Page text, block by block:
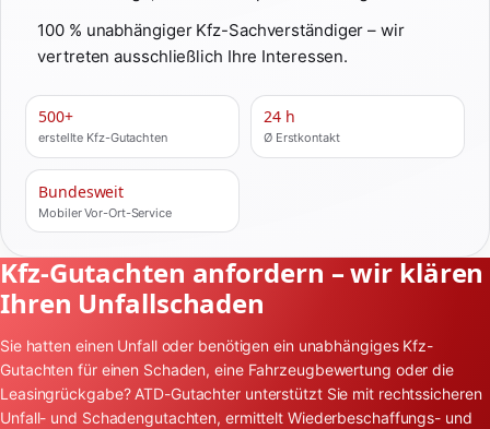
100 % unabhängiger Kfz-Sachverständiger – wir
vertreten ausschließlich Ihre Interessen.
500+
erstellte Kfz-Gutachten
24 h
Ø Erstkontakt
Bundesweit
Mobiler Vor-Ort-Service
Kfz-Gutachten anfordern – wir klären
Ihren Unfallschaden
Sie hatten einen Unfall oder benötigen ein unabhängiges Kfz-
Gutachten für einen Schaden, eine Fahrzeugbewertung oder die
Leasingrückgabe? ATD-Gutachter unterstützt Sie mit rechtssicheren
Unfall- und Schadengutachten, ermittelt Wiederbeschaffungs- und